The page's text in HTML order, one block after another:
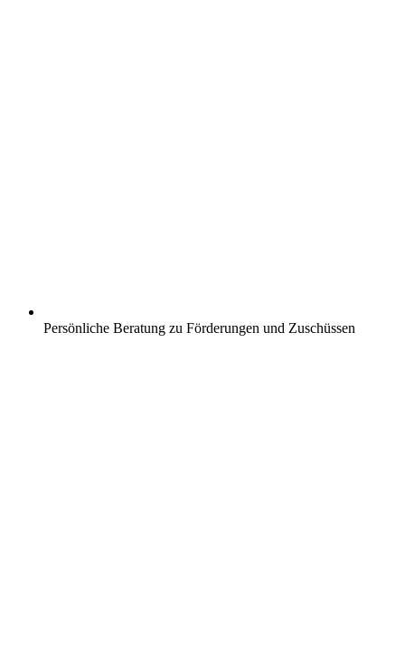
Persönliche Beratung zu Förderungen und Zuschüssen